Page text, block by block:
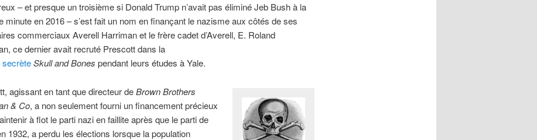
– et presque un troisième si Donald Trump n’avait pas éliminé Jeb Bush à la
minute en 2016 – s’est fait un nom en finançant le nazisme aux côtés de ses
commerciaux Averell Harriman et le frère cadet d’Averell, E. Roland
ce dernier avait recruté Prescott dans la
Skull and Bones pendant leurs études à Yale.
agissant en tant que directeur deBrown Brothers
& Co, a non seulement fourni un financement précieux
à flot le parti nazi en faillite après que le parti de
1932, a perdu les élections lorsque la population